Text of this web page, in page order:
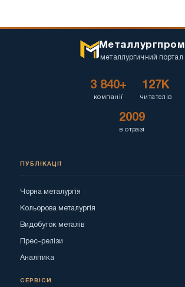
Металлургпром
металлургичний портал
3 840+
компанії
127K
читателів
2009
в отразі
ПУБЛІКАЦІЇ
Чорна металургія
Кольорова металургія
Видобуток металів
Прес-релізи
Аналітика
СЕРВІСИ